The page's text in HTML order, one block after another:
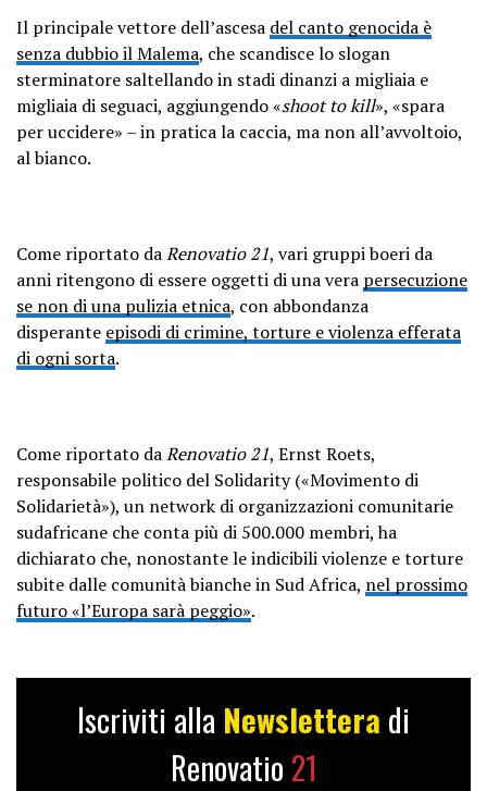
Il principale vettore dell’ascesa del canto genocida è
senza dubbio il Malema, che scandisce lo slogan
sterminatore saltellando in stadi dinanzi a migliaia e
migliaia di seguaci, aggiungendo «shoot to kill», «spara
per uccidere» – in pratica la caccia, ma non all’avvoltoio,
al bianco.
Come riportato daRenovatio 21, vari gruppi boeri da
anni ritengono di essere oggetti di una vera persecuzione
se non di una pulizia etnica, con abbondanza
disperante episodi di crimine, torture e violenza efferata
di ogni sorta.
Come riportato daRenovatio 21, Ernst Roets,
responsabile politico del Solidarity («Movimento di
Solidarietà»), un network di organizzazioni comunitarie
sudafricane che conta più di 500.000 membri, ha
dichiarato che, nonostante le indicibili violenze e torture
subite dalle comunità bianche in Sud Africa, nel prossimo
futuro «l’Europa sarà peggio».
Iscriviti alla Newslettera di
Renovatio 21